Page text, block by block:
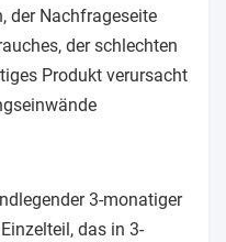
der Nachfrageseite
der schlechten
Produkt verursacht
3-monatiger
das in 3-